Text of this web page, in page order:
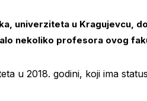
univerziteta u Kragujevcu,
nekoliko profesora ovog
u 2018. godini, koji ima